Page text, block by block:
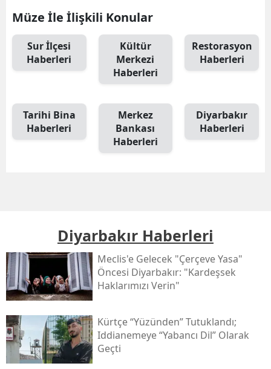
Müze İle İlişkili Konular
Sur İlçesi
Haberleri
Kültür
Merkezi
Haberleri
Restorasyon
Haberleri
Tarihi Bina
Haberleri
Merkez
Bankası
Haberleri
Diyarbakır
Haberleri
Diyarbakır Haberleri
Meclis'e Gelecek "çerçeve Yasa"
Öncesi Diyarbakır: "kardeşsek
Haklarımızı Verin"
Kürtçe “yüzünden” Tutuklandı;
Iddianemeye “yabancı Dil” Olarak
Geçti